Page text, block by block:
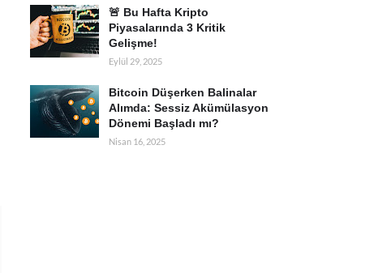
🚨 Bu Hafta Kripto
Piyasalarında 3 Kritik
Gelişme!
Eylül 29, 2025
Bitcoin Düşerken Balinalar
Alımda: Sessiz Akümülasyon
Dönemi Başladı mı?
Nisan 16, 2025